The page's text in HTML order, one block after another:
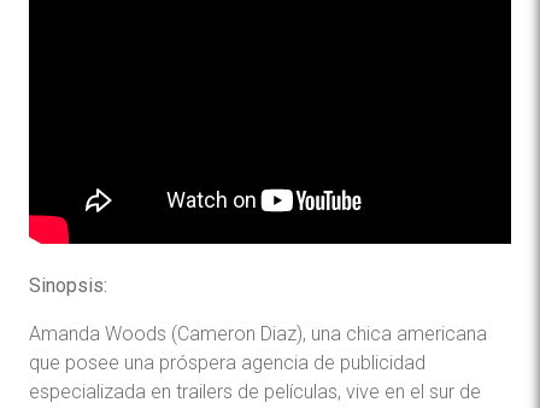
Sinopsis:
Amanda Woods (Cameron Diaz), una chica americana
que posee una próspera agencia de publicidad
especializada en trailers de películas, vive en el sur de